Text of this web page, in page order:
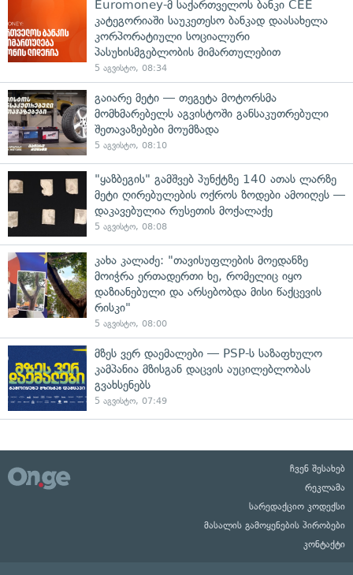
Euromoney-მ საქართველოს ბანკი CEE
კატეგორიაში საუკეთესო ბანკად დაასახელა
კორპორატიული სოციალური
პასუხისმგებლობის მიმართულებით
5 აგვისტო, 08:34
გაიარე მეტი — თეგეტა მოტორსმა
მომხმარებელს აგვისტოში განსაკუთრებული
შეთავაზებები მოუმზადა
5 აგვისტო, 08:10
"ყაზბეგის" გამშვებ პუნქტზე 140 ათას ლარზე
მეტი ღირებულების ოქროს ზოდები ამოიღეს —
დაკავებულია რუსეთის მოქალაქე
5 აგვისტო, 08:08
კახა კალაძე: "თავისუფლების მოედანზე
მოიჭრა ერთადერთი ხე, რომელიც იყო
დაზიანებული და არსებობდა მისი წაქცევის
რისკი"
5 აგვისტო, 08:00
მზეს ვერ დაემალები — PSP-ს საზაფხულო
კამპანია მზისგან დაცვის აუცილებლობას
გვახსენებს
5 აგვისტო, 07:49
ჩვენ შესახებ
რეკლამა
სარედაქციო კოდექსი
მასალის გამოყენების პირობები
კონტაქტი